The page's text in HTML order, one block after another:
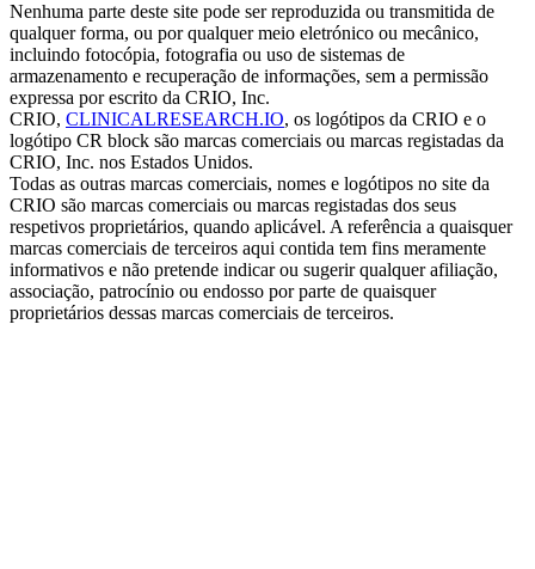
Nenhuma parte deste site pode ser reproduzida ou transmitida de
qualquer forma, ou por qualquer meio eletrónico ou mecânico,
incluindo fotocópia, fotografia ou uso de sistemas de
armazenamento e recuperação de informações, sem a permissão
expressa por escrito da CRIO, Inc.
CRIO, CLINICALRESEARCH.IO, os logótipos da CRIO e o
logótipo CR block são marcas comerciais ou marcas registadas da
CRIO, Inc. nos Estados Unidos.
Todas as outras marcas comerciais, nomes e logótipos no site da
CRIO são marcas comerciais ou marcas registadas dos seus
respetivos proprietários, quando aplicável. A referência a quaisquer
marcas comerciais de terceiros aqui contida tem fins meramente
informativos e não pretende indicar ou sugerir qualquer afiliação,
associação, patrocínio ou endosso por parte de quaisquer
proprietários dessas marcas comerciais de terceiros.